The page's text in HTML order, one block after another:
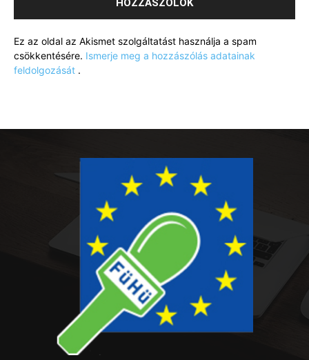
Ez az oldal az Akismet szolgáltatást használja a spam
csökkentésére. Ismerje meg a hozzászólás adatainak
feldolgozását .